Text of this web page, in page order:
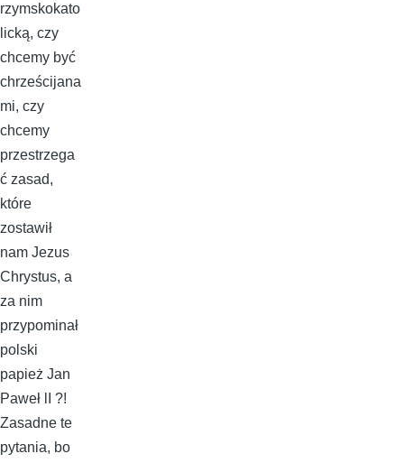
rzymskokato
licką, czy
chcemy być
chrześcijana
mi, czy
chcemy
przestrzega
ć zasad,
które
zostawił
nam Jezus
Chrystus, a
za nim
przypominał
polski
papież Jan
Paweł lI ?!
Zasadne te
pytania, bo